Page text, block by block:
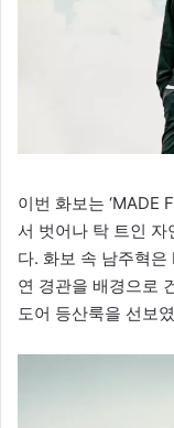
이번 화보는 ‘MADE
서 벗어나 탁 트인
다. 화보 속 남주혁
연 경관을 배경으로
도어 등산룩을 선보